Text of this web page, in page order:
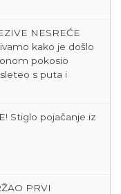
kako je došlo
pokosio
s puta i